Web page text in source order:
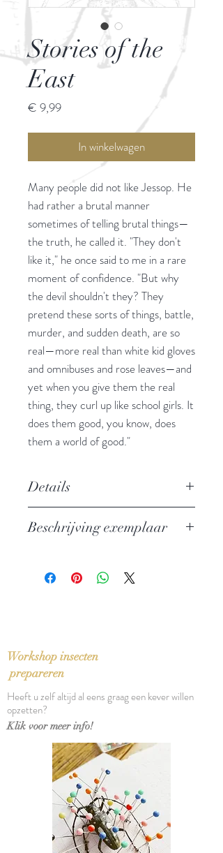
Stories of the
East
€ 9,99Prijs
In winkelwagen
Many people did not like Jessop. He
had rather a brutal manner
sometimes of telling brutal things—
the truth, he called it. "They don't
like it," he once said to me in a rare
moment of confidence. "But why
the devil shouldn't they? They
pretend these sorts of things, battle,
murder, and sudden death, are so
real—more real than white kid gloves
and omnibuses and rose leaves—and
yet when you give them the real
thing, they curl up like school girls. It
does them good, you know, does
them a world of good."
Details
Uitgever: Boktor Books
Verschijningsdatum: 2026
Beschrijving exemplaar
Workshop insecten
prepareren
Heeft u zelf altijd al eens graag een kever willen
opzetten?
Klik voor meer info!